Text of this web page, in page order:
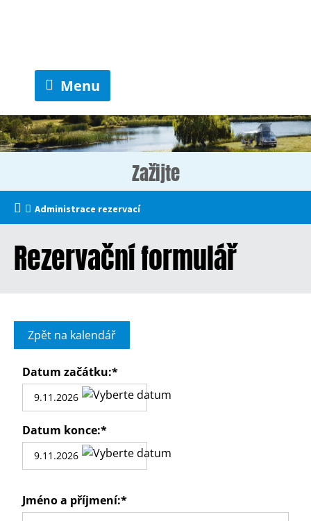
Menu
Zažijte
Administrace rezervací
Rezervační formulář
Zpět na kalendář
Datum začátku:*
Datum konce:*
Jméno a příjmení:*